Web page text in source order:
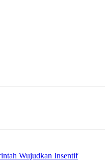
Wujudkan Insentif